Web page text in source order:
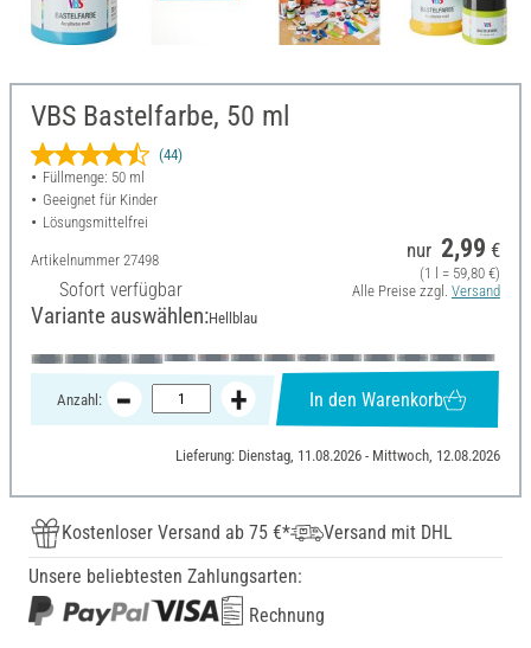
VBS Bastelfarbe, 50 ml
(44)
Füllmenge: 50 ml
Geeignet für Kinder
Lösungsmittelfrei
Artikelnummer 27498
Sofort verfügbar
nur 2,99 €
(1 l = 59,80 €)
Alle Preise zzgl. Versand
Variante auswählen:Hellblau
Anzahl: In den Warenkorb
Lieferung: Dienstag, 11.08.2026 - Mittwoch, 12.08.2026
Kostenloser Versand ab 75 €*
Versand mit DHL
Unsere beliebtesten Zahlungsarten:
Rechnung